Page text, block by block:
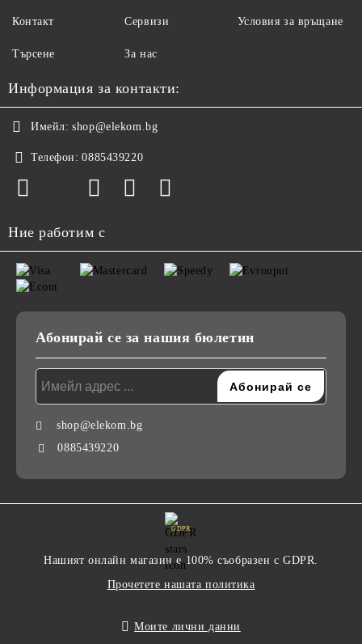
Контакт
Търсене
Сервизи
За нас
Условия за връщане
Информация за контакти:
Имейл: shop@elekom.bg
Телефон: 0885439220
Ние работим с
Абонирай се за нашия бюлетин
shop@elekom.bg
0885439220
GDPR
Нашият онлайн магазин е 100% съобразен с GDPR.
Прочетете нашата политика
Моите лични данни